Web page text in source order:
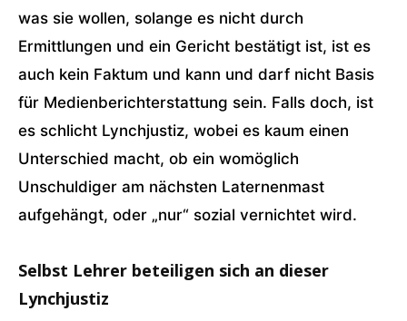
was sie wollen, solange es nicht durch
Ermittlungen und ein Gericht bestätigt ist, ist es
auch kein Faktum und kann und darf nicht Basis
für Medienberichterstattung sein. Falls doch, ist
es schlicht Lynchjustiz, wobei es kaum einen
Unterschied macht, ob ein womöglich
Unschuldiger am nächsten Laternenmast
aufgehängt, oder „nur“ sozial vernichtet wird.
Selbst Lehrer beteiligen sich an dieser
Lynchjustiz